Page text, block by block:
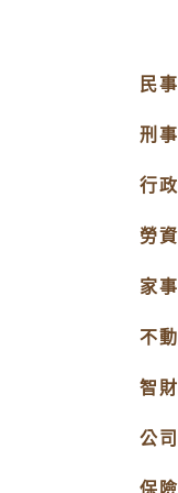
民
刑
行
勞
家
不
智
公
保